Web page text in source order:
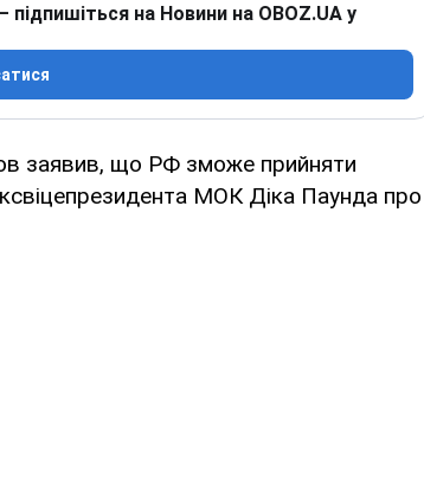
на Новини на OBOZ.UA у
заявив, що РФ зможе прийняти
МОК Діка Паунда про